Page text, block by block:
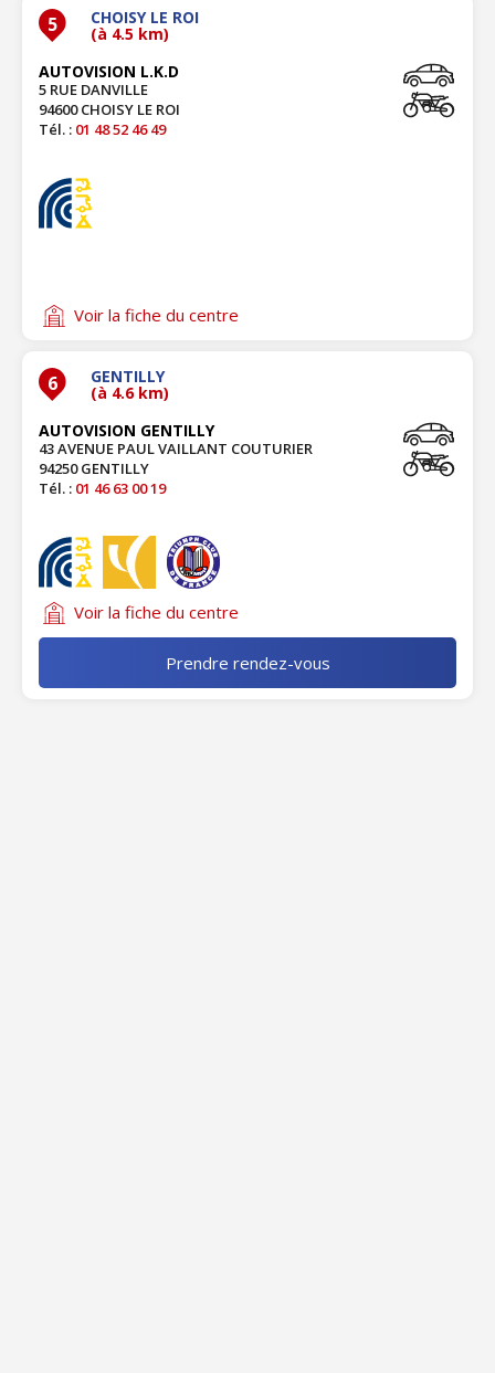
5 CHOISY LE ROI
(à 4.5 km)
AUTOVISION L.K.D
5 RUE DANVILLE
94600 CHOISY LE ROI
Tél. : 01 48 52 46 49
Voir la fiche du centre
6 GENTILLY
(à 4.6 km)
AUTOVISION GENTILLY
43 AVENUE PAUL VAILLANT COUTURIER
94250 GENTILLY
Tél. : 01 46 63 00 19
Voir la fiche du centre
Prendre rendez-vous